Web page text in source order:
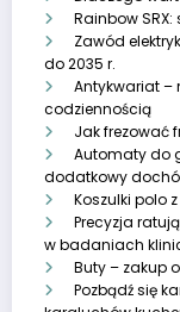
Rainbow
Zawód
do 2035 r.
Antykwariat –
codziennością
Jak frezować
Automaty do
dodatkowy
Koszulki polo
Precyzja
w badaniach
Buty – zakup
Pozbądź się